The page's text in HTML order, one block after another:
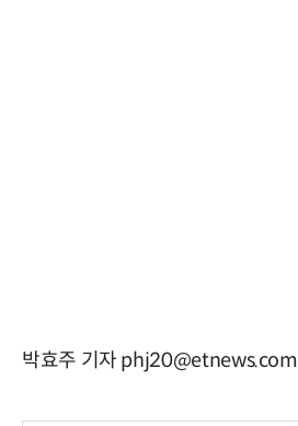
박효주 기자 phj20@etnews.com